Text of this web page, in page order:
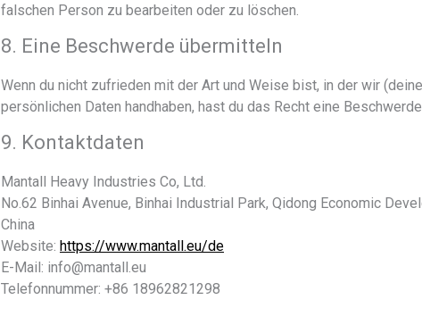
falschen Person zu bearbeiten oder zu löschen.
8. Eine Beschwerde übermitteln
Wenn du nicht zufrieden mit der Art und Weise bist, in der wir
persönlichen Daten handhaben, hast du das Recht eine
9. Kontaktdaten
Mantall Heavy Industries Co, Ltd.
No.62 Binhai Avenue, Binhai Industrial Park, Qidong Economic
China
Website: https://www.mantall.eu/de
E-Mail: info@mantall.eu
Telefonnummer: +86 18962821298